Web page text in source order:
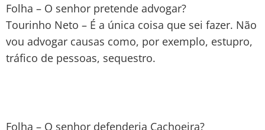
Folha – O senhor pretende advogar?
Tourinho Neto – É a única coisa que sei fazer. Não
vou advogar causas como, por exemplo, estupro,
tráfico de pessoas, sequestro.
Folha – O senhor defenderia Cachoeira?